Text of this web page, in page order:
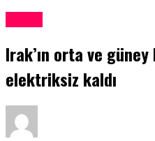
Irak’ın orta ve
elektriksiz kaldı